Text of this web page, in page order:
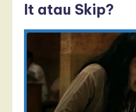
It atau Skip?